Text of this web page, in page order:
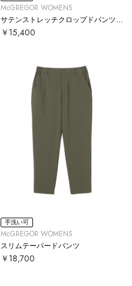
McGREGOR WOMENS
￥15,400
手洗い可
McGREGOR WOMENS
スリムテーパードパンツ
￥18,700